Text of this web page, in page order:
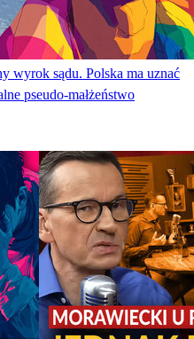
wyrok sądu. Polska ma uznać
pseudo-małżeństwo